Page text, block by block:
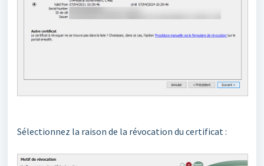
Sélectionnez la raison de la révocation du certificat :